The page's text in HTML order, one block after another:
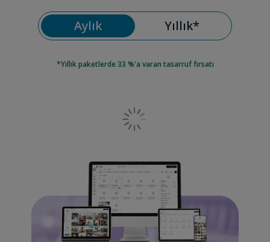
Aylık Yıllık*
*Yıllık paketlerde33 %'a varan tasarruf fırsatı